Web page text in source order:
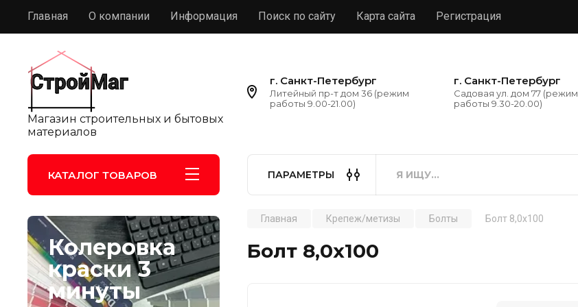
Главная О компании Информация Поиск по сайту Карта сайта Регистрация
Магазин строительных и бытовых
материалов
г. Санкт-Петербург
Литейный пр-т дом 36 (режим
работы 9.00-21.00)
г. Санкт-Петербург
Садовая ул. дом 77 (режим
работы 9.30-20.00)
КАТАЛОГ ТОВАРОВ ПАРАМЕТРЫ
Колеровка
краски 3
минуты
Главная Крепеж/метизы Болты Болт 8,0х100
Болт 8,0х100